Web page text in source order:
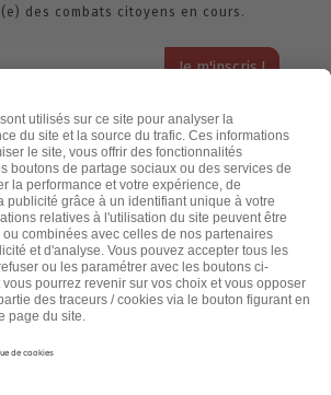
des combats citoyens en cours.
consulter notre politique de confidentialité,
cliquez ici.
Accueil
de confidentialité
Cookies